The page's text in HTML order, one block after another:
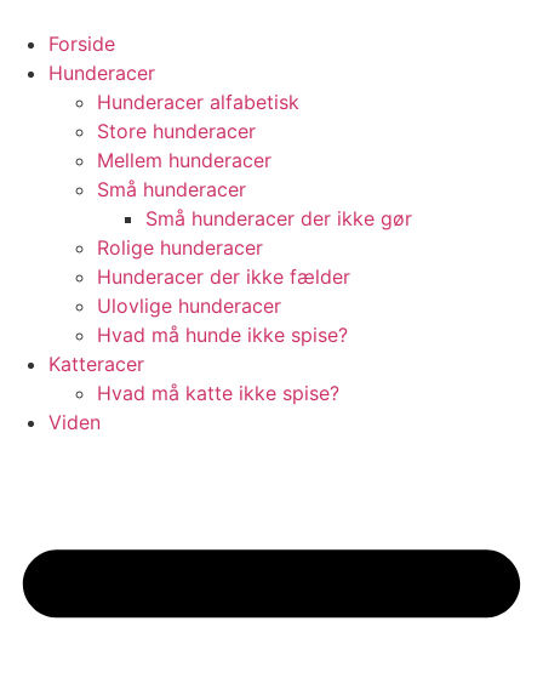
indhold
Forside
Hunderacer
Hunderacer alfabetisk
Store hunderacer
Mellem hunderacer
Små hunderacer
Små hunderacer der ikke gør
Rolige hunderacer
Hunderacer der ikke fælder
Ulovlige hunderacer
Hvad må hunde ikke spise?
Katteracer
Hvad må katte ikke spise?
Viden